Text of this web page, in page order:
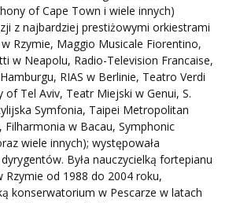
of Cape Town i wiele innych)
z najbardziej prestiżowymi orkiestrami
w Rzymie, Maggio Musicale Fiorentino,
w Neapolu, Radio-Television Francaise,
RIAS w Berlinie, Teatro Verdi
of Tel Aviv, Teatr Miejski w Genui, S.
Symfonia, Taipei Metropolitan
Filharmonia w Bacau, Symphonic
wiele innych); występowała
Była nauczycielką fortepianu
od 1988 do 2004 roku,
konserwatorium w Pescarze w latach